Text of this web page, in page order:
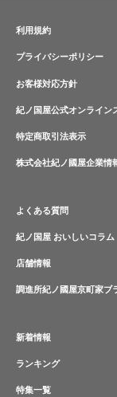
利用規約
プライバシーポリシー
お客様対応方針
紀ノ国屋公式オンライン
特定商取引法表示
株式会社紀ノ國屋企業情
よくある質問
紀ノ国屋 おいしいコラム
店舗情報
調進所紀ノ國屋京町家ブ
新着情報
ランキング
特集一覧